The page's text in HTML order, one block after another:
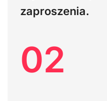
zaproszenia.
02